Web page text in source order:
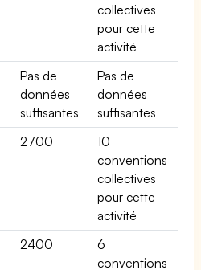
collectives
pour cette
activité
Pas de
données
suffisantes
Pas de
données
suffisantes
2700
10
conventions
collectives
pour cette
activité
2400
6
conventions